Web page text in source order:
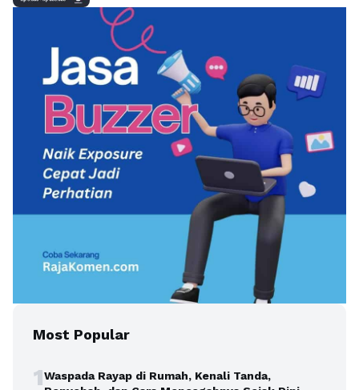
Most Popular
1Waspada Rayap di Rumah, Kenali Tanda,